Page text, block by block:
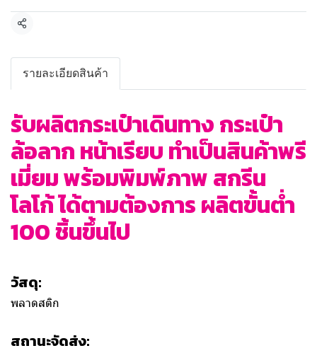
แชร์
รายละเอียดสินค้า
รับผลิตกระเป๋าเดินทาง กระเป๋า
ล้อลาก หน้าเรียบ ทำเป็นสินค้าพรี
เมี่ยม พร้อมพิมพ์ภาพ สกรีน
โลโก้ ได้ตามต้องการ ผลิตขั้นต่ำ
100 ชิ้นขึ้นไป
วัสดุ:
พลาดสติก
สถานะจัดส่ง: